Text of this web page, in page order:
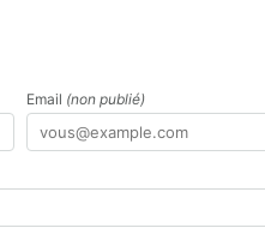
Email (non publié)